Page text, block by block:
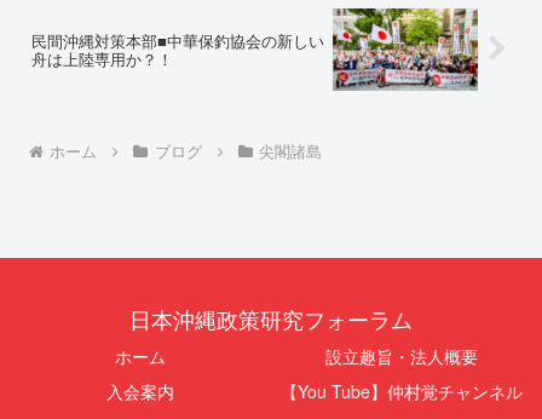
民間沖縄対策本部■中華保釣協会の新しい
舟は上陸専用か？！
ホーム ブログ 尖閣諸島
日本沖縄政策研究フォーラム
ホーム
設立趣旨・法人概要
入会案内
【You Tube】仲村覚チャンネル